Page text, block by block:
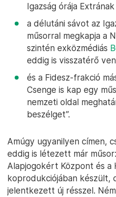
Igazság órája
a délutáni sávot az
műsorral megkapja a
szintén exközmédiás
eddig is visszatérő
és a Fidesz-frakció
Csenge is kap egy
nemzeti oldal
beszélget”.
Amúgy ugyanilyen címen,
eddig is létezett már műsor:
Alapjogokért Központ és a
koprodukciójában készült,
jelentkezett új résszel.